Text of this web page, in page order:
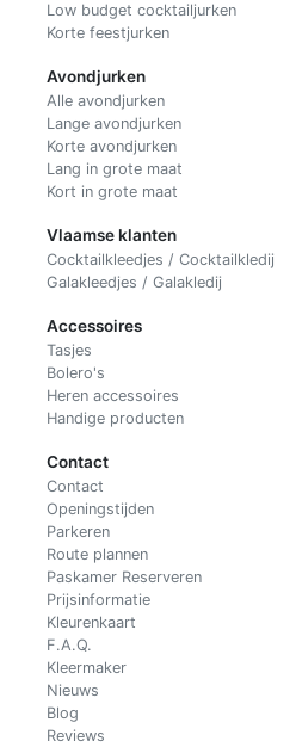
Low budget cocktailjurken
Korte feestjurken
Avondjurken
Alle avondjurken
Lange avondjurken
Korte avondjurken
Lang in grote maat
Kort in grote maat
Vlaamse klanten
Cocktailkleedjes / Cocktailkledij
Galakleedjes / Galakledij
Accessoires
Tasjes
Bolero's
Heren accessoires
Handige producten
Contact
Contact
Openingstijden
Parkeren
Route plannen
Paskamer Reserveren
Prijsinformatie
Kleurenkaart
F.A.Q.
Kleermaker
Nieuws
Blog
Reviews